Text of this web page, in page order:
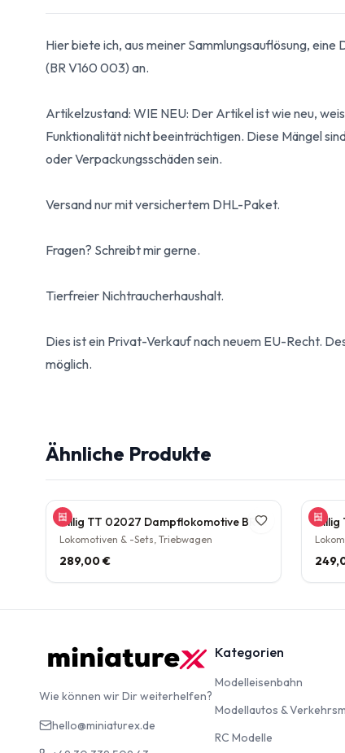
Hier biete ich, aus meiner Sammlungsauflösung,
(BR V160 003) an.
Artikelzustand: WIE NEU: Der Artikel ist wie neu,
Funktionalität nicht beeinträchtigen. Diese Mängel
oder Verpackungsschäden sein.
Versand nur mit versichertem DHL-Paket.
Fragen? Schreibt mir gerne.
Tierfreier Nichtraucherhaushalt.
Dies ist ein Privat-Verkauf nach neuem EU-Recht.
möglich.
Ähnliche Produkte
Tillig TT 02027 Dampflokomotive BR 38.10 der DB Epoche III Personenzuglok Schlepptender rarität
Lokomotiven & -Sets, Triebwagen
289,00 €
Wie können wir Dir weiterhelfen?
hello@miniaturex.de
Kategorien
Modelleisenbahn
Modellautos &
RC Modelle